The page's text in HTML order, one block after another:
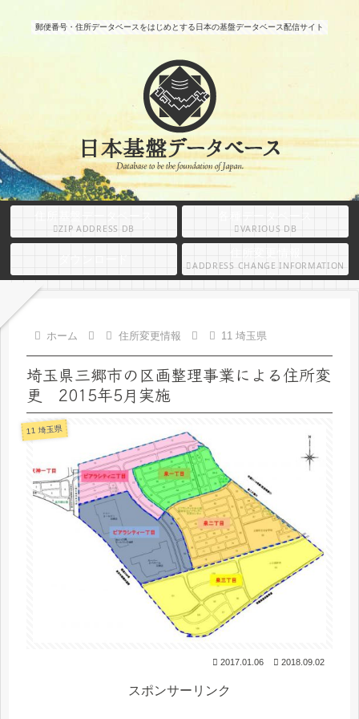
郵便番号・住所データベースをはじめとする日本の基盤データベース配信サイト
住所基盤データベース
ZIP ADDRESS DB VARIOUS DB
ADDRESS CHANGE INFORMATION
ホーム 住所変更情報 11 埼玉県
埼玉県三郷市の区画整理事業による住所変
更 2015年5月実施
11 埼玉県
2017.01.06 2018.09.02
スポンサーリンク